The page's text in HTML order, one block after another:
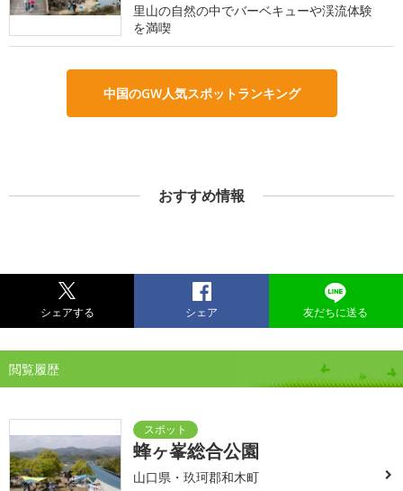
里山の自然の中でバーベキューや渓流体験
を満喫
中国のGW人気スポットランキング
おすすめ情報
シェアする シェア 友だちに送る
閲覧履歴
蜂ヶ峯総合公園
山口県・玖珂郡和木町